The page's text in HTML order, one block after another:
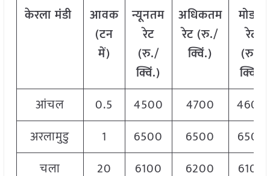
केरलामंडी
आवक
(टन
में)
न्यूनतम
रेट
(रु./
क्विं.)
अधिकतम
रेट (रु./
क्विं.)
मोडल
रेट
(रु./
क्विं.)
आंचल
0.5 4500 4700
4600
अरलामुडु
1 6500 6500
6500
चला
20 6100 6200
6100